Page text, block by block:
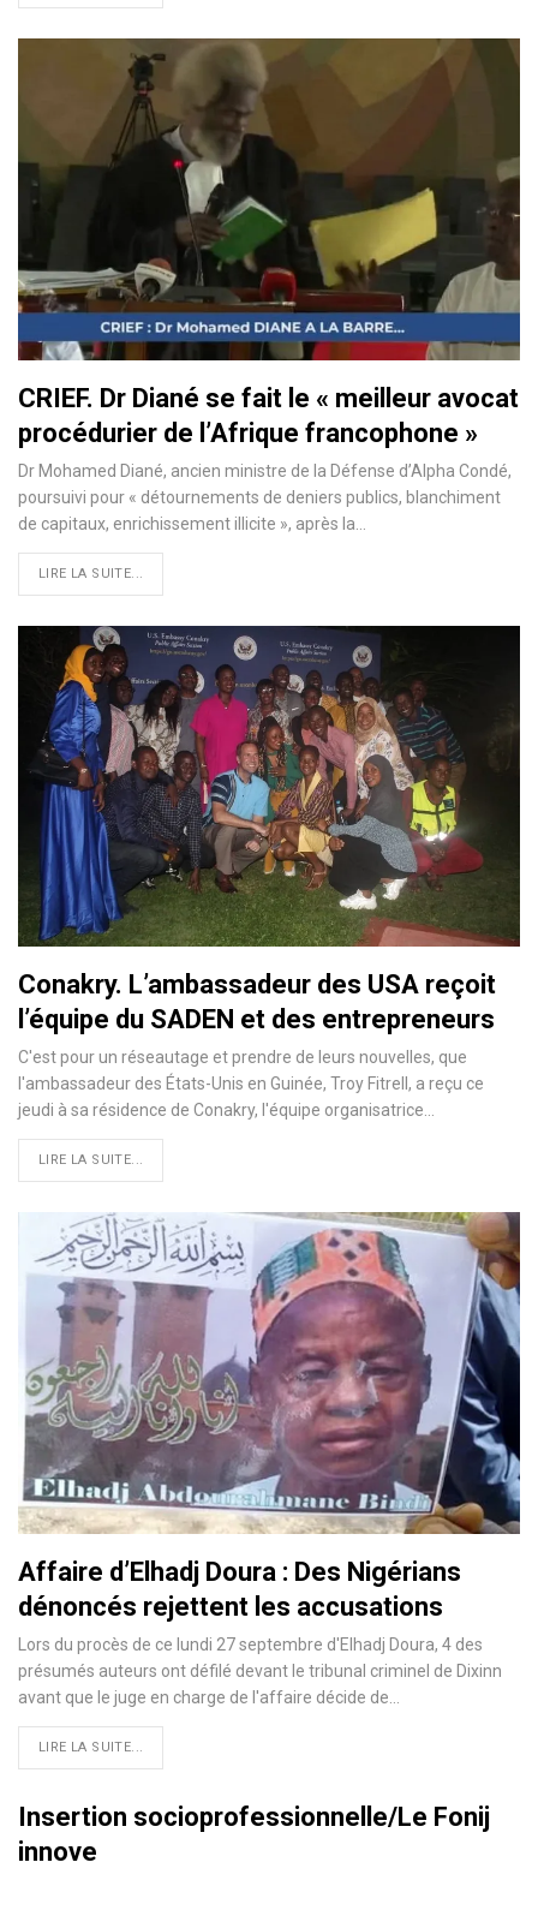
CRIEF. Dr Diané se fait le « meilleur avocat
procédurier de l’Afrique francophone »
Dr Mohamed Diané, ancien ministre de la Défense d’Alpha Condé,
poursuivi pour « détournements de deniers publics, blanchiment
de capitaux, enrichissement illicite », après la…
LIRE LA SUITE...
Conakry. L’ambassadeur des USA reçoit
l’équipe du SADEN et des entrepreneurs
C'est pour un réseautage et prendre de leurs nouvelles, que
l'ambassadeur des États-Unis en Guinée, Troy Fitrell, a reçu ce
jeudi à sa résidence de Conakry, l'équipe organisatrice…
LIRE LA SUITE...
Affaire d’Elhadj Doura : Des Nigérians
dénoncés rejettent les accusations
Lors du procès de ce lundi 27 septembre d'Elhadj Doura, 4 des
présumés auteurs ont défilé devant le tribunal criminel de Dixinn
avant que le juge en charge de l'affaire décide de…
LIRE LA SUITE...
Insertion socioprofessionnelle/Le Fonij
innove